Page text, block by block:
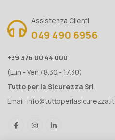
Assistenza Clienti
049 490 6956
+39 376 00 44 000
(Lun - Ven / 8.30 - 17.30)
Tutto per la Sicurezza Srl
Email: info@tuttoperlasicurezza.it